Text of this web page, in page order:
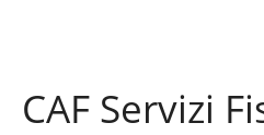
CAF Servizi